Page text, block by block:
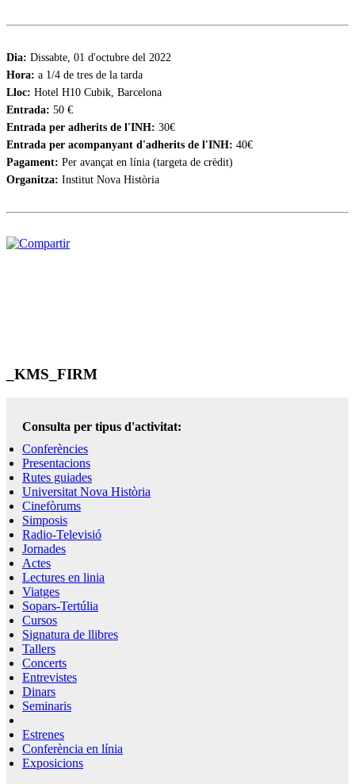
Dia: Dissabte, 01 d'octubre del 2022
Hora: a 1/4 de tres de la tarda
Lloc: Hotel H10 Cubik, Barcelona
Entrada: 50 €
Entrada per adherits de l'INH: 30€
Entrada per acompanyant d'adherits de l'INH: 40€
Pagament: Per avançat en línia (targeta de crèdit)
Organitza: Institut Nova Història
_KMS_FIRM
Consulta per tipus d'activitat:
Conferències
Presentacions
Rutes guiades
Universitat Nova Història
Cinefòrums
Simposis
Radio-Televisió
Jornades
Actes
Lectures en linia
Viatges
Sopars-Tertúlia
Cursos
Signatura de llibres
Tallers
Concerts
Entrevistes
Dinars
Seminaris
Estrenes
Conferència en línia
Exposicions